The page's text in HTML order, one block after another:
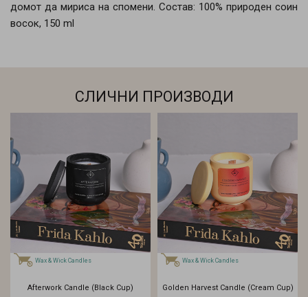
домот да мириса на спомени. Состав: 100% природен соин
восок, 150 ml
СЛИЧНИ ПРОИЗВОДИ
Wax & Wick Candles
Afterwork Candle (Black Cup)
Wax & Wick Candles
Golden Harvest Candle (Cream Cup)